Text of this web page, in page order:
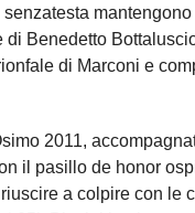
di Benedetto
di Marconi e
2011,
il pasillo de honor
a colpire con le